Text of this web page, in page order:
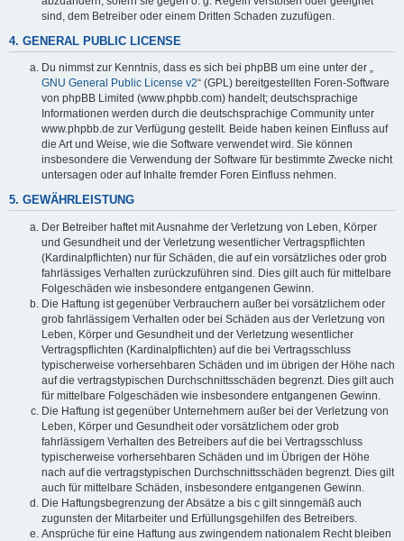
sind, dem Betreiber oder einem Dritten Schaden zuzufügen.
4. GENERAL PUBLIC LICENSE
Du nimmst zur Kenntnis, dass es sich bei phpBB um eine unter der „
GNU General Public License v2“ (GPL) bereitgestellten Foren-Software
von phpBB Limited (www.phpbb.com) handelt; deutschsprachige
Informationen werden durch die deutschsprachige Community unter
www.phpbb.de zur Verfügung gestellt. Beide haben keinen Einfluss auf
die Art und Weise, wie die Software verwendet wird. Sie können
insbesondere die Verwendung der Software für bestimmte Zwecke nicht
untersagen oder auf Inhalte fremder Foren Einfluss nehmen.
5. GEWÄHRLEISTUNG
Der Betreiber haftet mit Ausnahme der Verletzung von Leben, Körper
und Gesundheit und der Verletzung wesentlicher Vertragspflichten
(Kardinalpflichten) nur für Schäden, die auf ein vorsätzliches oder grob
fahrlässiges Verhalten zurückzuführen sind. Dies gilt auch für mittelbare
Folgeschäden wie insbesondere entgangenen Gewinn.
Die Haftung ist gegenüber Verbrauchern außer bei vorsätzlichem oder
grob fahrlässigem Verhalten oder bei Schäden aus der Verletzung von
Leben, Körper und Gesundheit und der Verletzung wesentlicher
Vertragspflichten (Kardinalpflichten) auf die bei Vertragsschluss
typischerweise vorhersehbaren Schäden und im übrigen der Höhe nach
auf die vertragstypischen Durchschnittsschäden begrenzt. Dies gilt auch
für mittelbare Folgeschäden wie insbesondere entgangenen Gewinn.
Die Haftung ist gegenüber Unternehmern außer bei der Verletzung von
Leben, Körper und Gesundheit oder vorsätzlichem oder grob
fahrlässigem Verhalten des Betreibers auf die bei Vertragsschluss
typischerweise vorhersehbaren Schäden und im Übrigen der Höhe
nach auf die vertragstypischen Durchschnittsschäden begrenzt. Dies gilt
auch für mittelbare Schäden, insbesondere entgangenen Gewinn.
Die Haftungsbegrenzung der Absätze a bis c gilt sinngemäß auch
zugunsten der Mitarbeiter und Erfüllungsgehilfen des Betreibers.
Ansprüche für eine Haftung aus zwingendem nationalem Recht bleiben